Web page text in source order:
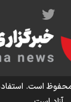
بر ارزش افزوده
محفوظ است.